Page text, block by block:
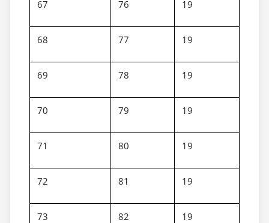
67 76 19
68 77 19
69 78 19
70 79 19
71 80 19
72 81 19
73 82 19